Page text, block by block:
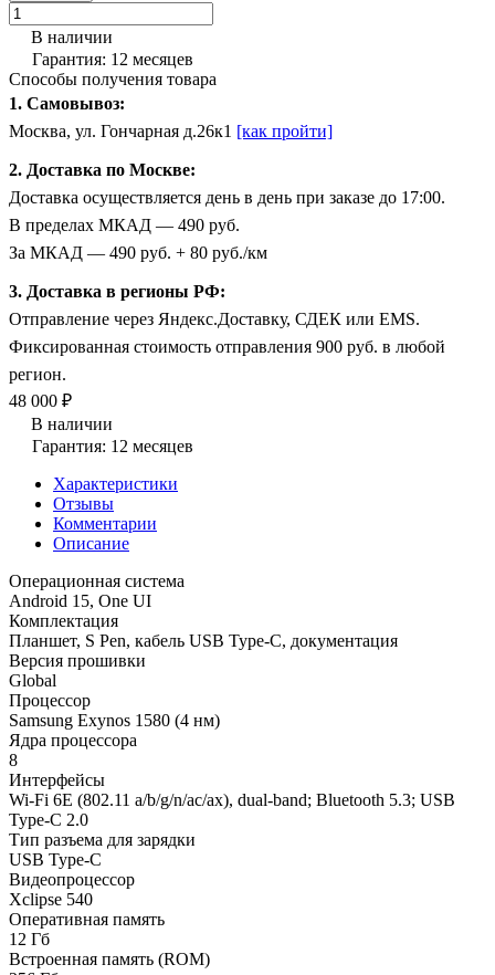
В наличии
Гарантия: 12 месяцев
Способы получения товара
1. Самовывоз:
Москва, ул. Гончарная д.26к1 [как пройти]
2. Доставка по Москве:
Доставка осуществляется день в день при заказе до 17:00.
В пределах МКАД — 490 руб.
За МКАД — 490 руб. + 80 руб./км
3. Доставка в регионы РФ:
Отправление через Яндекс.Доставку, СДЕК или EMS.
Фиксированная стоимость отправления 900 руб. в любой
регион.
48 000 ₽
В наличии
Гарантия: 12 месяцев
Характеристики
Отзывы
Комментарии
Описание
Операционная система
Android 15, One UI
Комплектация
Планшет, S Pen, кабель USB Type-C, документация
Версия прошивки
Global
Процессор
Samsung Exynos 1580 (4 нм)
Ядра процессора
8
Интерфейсы
Wi-Fi 6E (802.11 a/b/g/n/ac/ax), dual-band; Bluetooth 5.3; USB
Type-C 2.0
Тип разъема для зарядки
USB Type-C
Видеопроцессор
Xclipse 540
Оперативная память
12 Гб
Встроенная память (ROM)